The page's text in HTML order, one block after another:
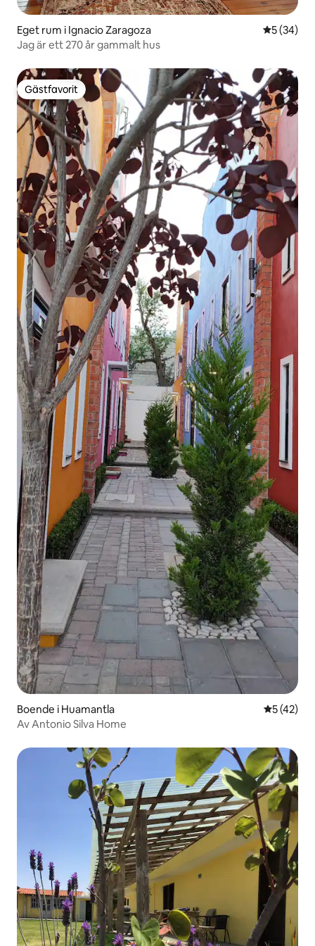
Eget rum i Ignacio Zaragoza 5 av 5 i
5 (34)
Jag är ett 270 år gammalt hus
Gästfavorit
Gästfavorit
Boende i Huamantla 5 av 5 i
5 (42)
Av Antonio Silva Home